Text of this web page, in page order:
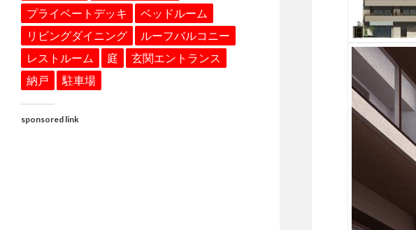
プライベートデッキ
ベッドルーム
リビングダイニング
ルーフバルコニー
レストルーム
庭
玄関エントランス
納戸
駐車場
sponsored link